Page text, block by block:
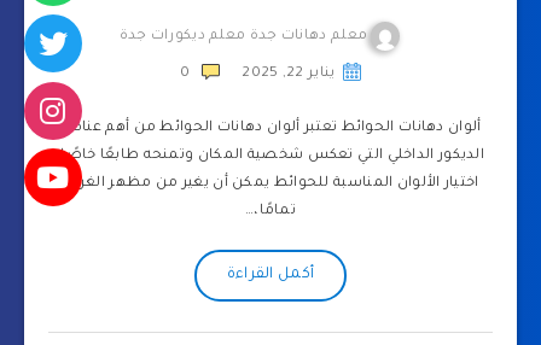
معلم دهانات جدة معلم ديكورات جدة
يناير 22, 2025 0
ألوان دهانات الحوائط تعتبر ألوان دهانات الحوائط من أهم عناصر
الديكور الداخلي التي تعكس شخصية المكان وتمنحه طابعًا خاصًا.
اختيار الألوان المناسبة للحوائط يمكن أن يغير من مظهر الغرفة
تمامًا،…
أكمل القراءة